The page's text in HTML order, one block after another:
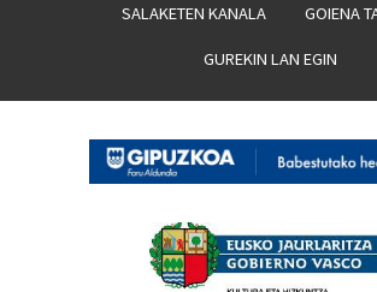
SALAKETEN KANALA GOIENA
GUREKIN LAN EGIN